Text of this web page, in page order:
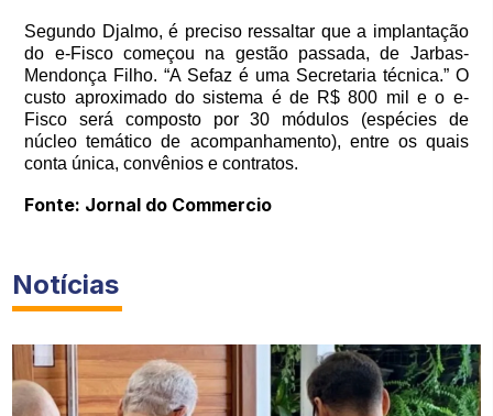
Segundo Djalmo, é preciso ressaltar que a implantação
do e-Fisco começou na gestão passada, de Jarbas-
Mendonça Filho. “A Sefaz é uma Secretaria técnica.” O
custo aproximado do sistema é de R$ 800 mil e o e-
Fisco será composto por 30 módulos (espécies de
núcleo temático de acompanhamento), entre os quais
conta única, convênios e contratos.
Fonte: Jornal do Commercio
Notícias